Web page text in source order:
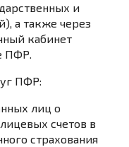
и
а также через
кабинет
ПФР.
ПФР:
лиц о
счетов в
страхования